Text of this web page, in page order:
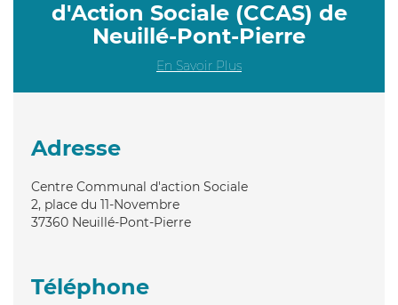
d'Action Sociale (CCAS) de
Neuillé-Pont-Pierre
En Savoir Plus
Adresse
Centre Communal d'action Sociale
2, place du 11-Novembre
37360 Neuillé-Pont-Pierre
Téléphone